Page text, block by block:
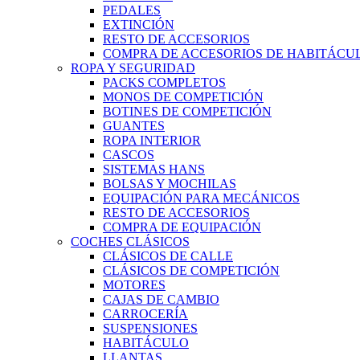
PEDALES
EXTINCIÓN
RESTO DE ACCESORIOS
COMPRA DE ACCESORIOS DE
ROPA Y SEGURIDAD
PACKS COMPLETOS
MONOS DE COMPETICIÓN
BOTINES DE COMPETICIÓN
GUANTES
ROPA INTERIOR
CASCOS
SISTEMAS HANS
BOLSAS Y MOCHILAS
EQUIPACIÓN PARA MECÁNICOS
RESTO DE ACCESORIOS
COMPRA DE EQUIPACIÓN
COCHES CLÁSICOS
CLÁSICOS DE CALLE
CLÁSICOS DE COMPETICIÓN
MOTORES
CAJAS DE CAMBIO
CARROCERÍA
SUSPENSIONES
HABITÁCULO
LLANTAS